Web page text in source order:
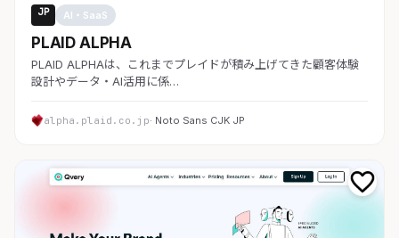
JP AI・SaaS
PLAID ALPHA
PLAID ALPHAは、これまでプレイドが積み上げてきた顧客体験
設計やデータ・AI活用に係…
alpha.plaid.co.jp· Noto Sans CJK JP